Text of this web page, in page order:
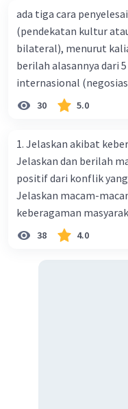
Beri Rating·0.0
ada tiga cara
(pendekatan kultur
bilateral), menurut
berilah alasannya dari 5 penyelesaian konflik secara
internasional
konsiliasi,
naungan organisasi
30 5.0
1. Jelaskan akibat
Jelaskan dan berilah
positif dari konflik yang
Jelaskan macam-
keberagaman
Mengapa dalam
38 4.0